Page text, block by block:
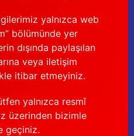
Güğüm taşıma arabaları
Güğüm üniteleri
Benzin motorları
Jeneratörler
Plastik parçalar
yalnızca web
bölümünde yer
dışında paylaşılan
veya iletişim
itibar etmeyiniz.
yalnızca resmî
üzerinden bizimle
geçiniz.